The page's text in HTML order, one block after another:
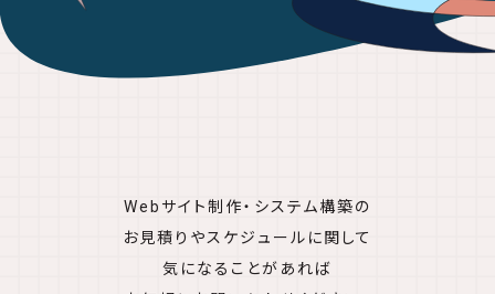
Webサイト制作・システム構築の
お見積りやスケジュールに関して
気になることがあれば